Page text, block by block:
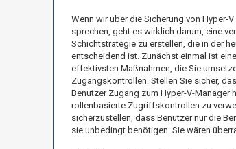
Wenn wir über die Sicherung von Hyper-
sprechen, geht es wirklich darum, eine
Schichtstrategie zu erstellen, die in der
entscheidend ist. Zunächst einmal ist
effektivsten Maßnahmen, die Sie
Zugangskontrollen. Stellen Sie sicher,
Benutzer Zugang zum Hyper-V-Manager
rollenbasierte Zugriffskontrollen zu
sicherzustellen, dass Benutzer nur die
sie unbedingt benötigen. Sie wären